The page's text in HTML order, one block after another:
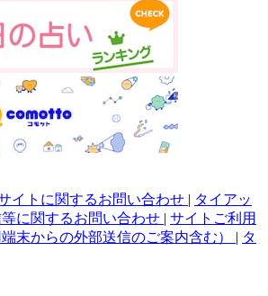
イトに関するお問い合わせ | タイアッ
に関するお問い合わせ | サイトご利用
末からの外部送信のご案内含む） | タ